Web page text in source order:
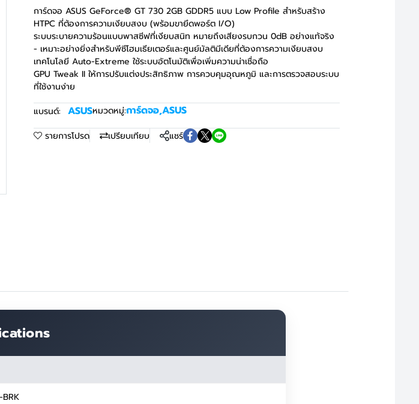
การ์ดจอ ASUS GeForce® GT 730 2GB GDDR5 แบบ Low Profile สำหรับสร้าง
HTPC ที่ต้องการความเงียบสงบ (พร้อมขายึดพอร์ต I/O)
ระบบระบายความร้อนแบบพาสซีฟที่เงียบสนิท หมายถึงเสียงรบกวน 0dB อย่างแท้จริง
- เหมาะอย่างยิ่งสำหรับพีซีโฮมเธียเตอร์และศูนย์มัลติมีเดียที่ต้องการความเงียบสงบ
เทคโนโลยี Auto-Extreme ใช้ระบบอัตโนมัติเพื่อเพิ่มความน่าเชื่อถือ
GPU Tweak II ให้การปรับแต่งประสิทธิภาพ การควบคุมอุณหภูมิ และการตรวจสอบระบบ
ที่ใช้งานง่าย
แบรนด์:
ASUSหมวดหมู่:การ์ดจอ,ASUS
รายการโปรด เปรียบเทียบ แชร์